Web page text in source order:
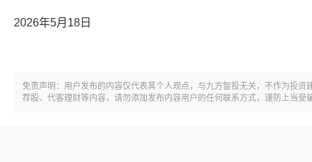
2026年5月18日
免责声明：用户发布的内容仅代表其个人观点，与九方智投无关，不作为投
荐股、代客理财等内容，请勿添加发布内容用户的任何联系方式，谨防上当受